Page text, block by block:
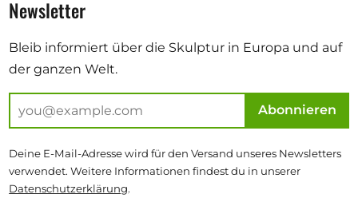
Newsletter
Bleib informiert über die Skulptur in Europa und auf
der ganzen Welt.
Abonnieren
Deine E-Mail-Adresse wird für den Versand unseres Newsletters
verwendet. Weitere Informationen findest du in unserer
Datenschutzerklärung.